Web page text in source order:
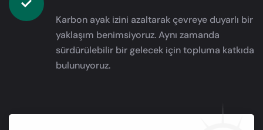
Karbon ayak izini azaltarak çevreye duyarlı bir
yaklaşım benimsiyoruz. Aynı zamanda
sürdürülebilir bir gelecek için topluma katkıda
bulunuyoruz.